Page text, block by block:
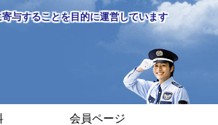
与することを目的に運営しています
会員ページ